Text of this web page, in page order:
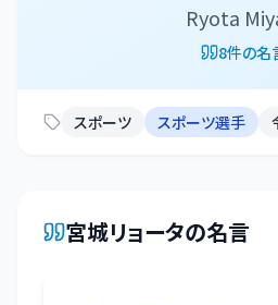
Ryota
8件の名
スポーツ スポーツ選手
宮城リョータの名言